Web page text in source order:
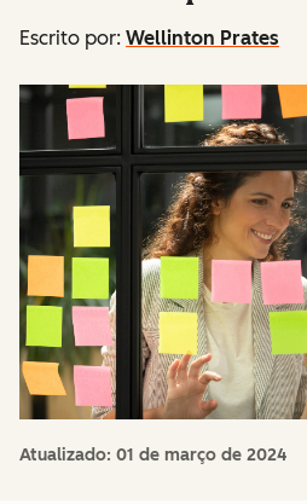
Escrito por: Wellinton Prates
Atualizado: 01 de março de 2024